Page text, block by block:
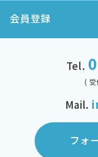
会員登録
Tel.
(
Mail.
フォ